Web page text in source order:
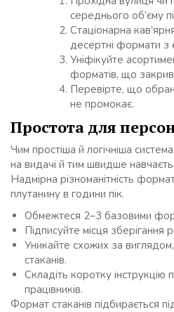
середнього об’єму
Стаціонарна
десертні формати
Уніфікуйте
форматів, що
Перевірте, що
не промокає.
Простота для
Чим простіша й логічніша
на видачі й тим швидше
Надмірна різноманітність
плутанину в години пік.
Обмежтеся 2–3 базовими
Підписуйте місця зберігання
Уникайте схожих за
стаканів.
Складіть коротку інструкцію
працівників.
Формат стаканів підбирається